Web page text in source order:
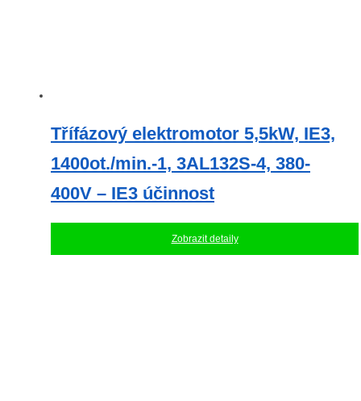
Třífázový elektromotor 5,5kW, IE3,
1400ot./min.-1, 3AL132S-4, 380-
400V – IE3 účinnost
Zobrazit detaily